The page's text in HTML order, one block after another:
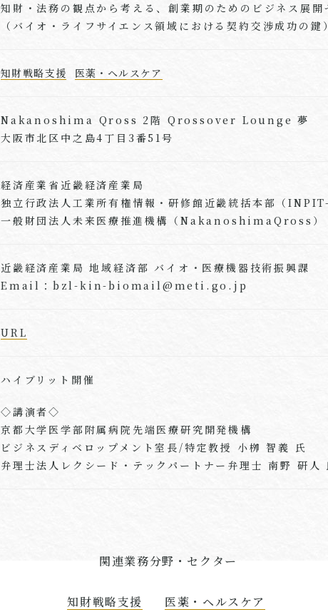
知財・法務の観点から考える、創業期のためのビジネス展開
（バイオ・ライフサイエンス領域における契約交渉成功の鍵
知財戦略支援 医薬・ヘルスケア
Nakanoshima Qross 2階 Qrossover Lounge 夢
大阪市北区中之島4丁目3番51号
経済産業省近畿経済産業局
独立行政法人工業所有権情報・研修館近畿統括本部（
一般財団法人未来医療推進機構（NakanoshimaQross）
近畿経済産業局 地域経済部 バイオ・医療機器技術振興課
Email：bzl-kin-biomail@meti.go.jp
URL
ハイブリット開催
◇講演者◇
京都大学医学部附属病院先端医療研究開発機構
ビジネスディベロップメント室長/特定教授 小栁 智義 氏
弁理士法人レクシード・テックパートナー弁理士 南野 研人
関連業務分野・セクター
知財戦略支援 医薬・ヘルスケア